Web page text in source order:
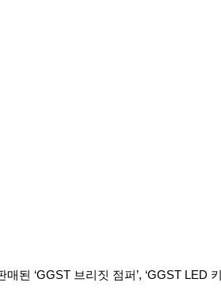
‘GGST 브리짓 점퍼’, ‘GGST LED